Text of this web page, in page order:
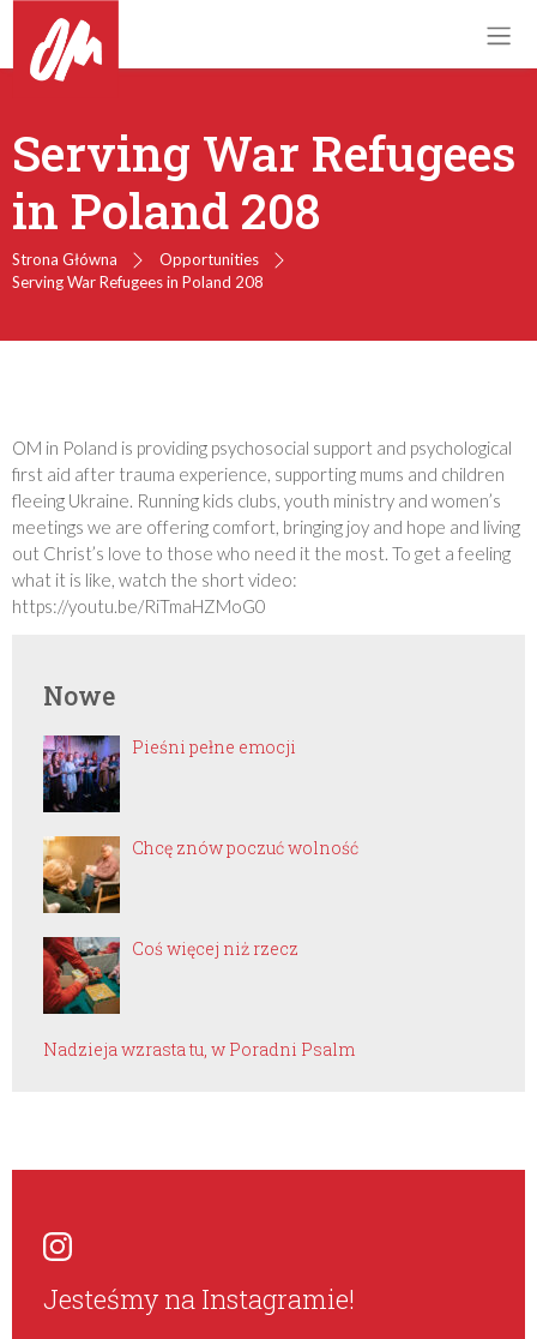
Serving War Refugees
in Poland 208
Strona Główna
Opportunities
Serving War Refugees in Poland 208
OM in Poland is providing psychosocial support and psychological
first aid after trauma experience, supporting mums and children
fleeing Ukraine. Running kids clubs, youth ministry and women’s
meetings we are offering comfort, bringing joy and hope and living
out Christ’s love to those who need it the most. To get a feeling
what it is like, watch the short video:
https://youtu.be/RiTmaHZMoG0
Nowe
Pieśni pełne emocji
Chcę znów poczuć wolność
Coś więcej niż rzecz
Nadzieja wzrasta tu, w Poradni Psalm
Jesteśmy na Instagramie!